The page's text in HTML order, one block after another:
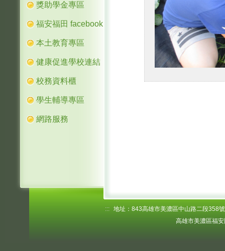
獎助學金專區
福安福田 facebook
本土教育專區
健康促進學校連結
校務資料櫃
學生輔導專區
網路服務
:::
地址：843高雄市美濃區中山路二段358
高雄市美濃區福